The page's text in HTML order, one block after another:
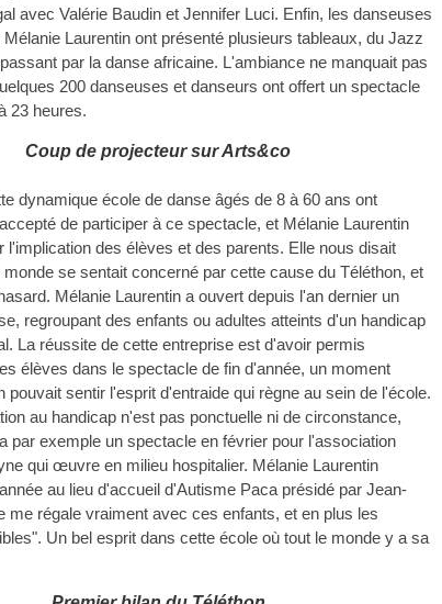
avec Valérie Baudin et Jennifer Luci. Enfin, les danseuses
Laurentin ont présenté plusieurs tableaux, du Jazz
par la danse africaine. L'ambiance ne manquait pas
200 danseuses et danseurs ont offert un spectacle
23 heures.
Coup de projecteur sur Arts&co
dynamique école de danse âgés de 8 à 60 ans ont
de participer à ce spectacle, et Mélanie Laurentin
l'implication des élèves et des parents. Elle nous disait
se sentait concerné par cette cause du Téléthon, et
Mélanie Laurentin a ouvert depuis l'an dernier un
regroupant des enfants ou adultes atteints d'un handicap
La réussite de cette entreprise est d'avoir permis
élèves dans le spectacle de fin d'année, un moment
pouvait sentir l'esprit d'entraide qui règne au sein de l'école.
au handicap n'est pas ponctuelle ni de circonstance,
par exemple un spectacle en février pour l'association
qui œuvre en milieu hospitalier. Mélanie Laurentin
au lieu d'accueil d'Autisme Paca présidé par Jean-
me régale vraiment avec ces enfants, et en plus les
Un bel esprit dans cette école où tout le monde y a sa